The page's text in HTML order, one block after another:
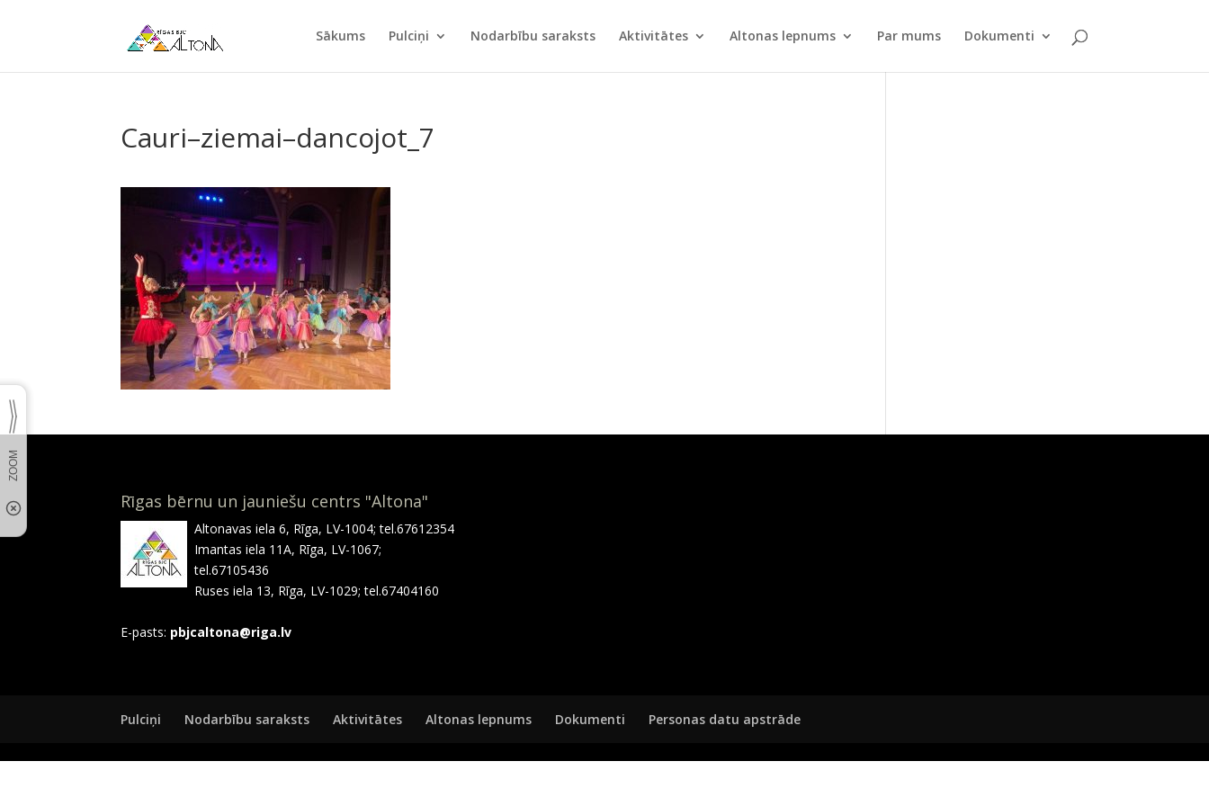
Sākums Pulciņi Nodarbību saraksts Aktivitātes Altonas lepnums Par mums Dokumenti
Cauri–ziemai–dancojot_7
Rīgas bērnu un jauniešu centrs "Altona"
Altonavas iela 6, Rīga, LV-1004; tel.67612354
Imantas iela 11A, Rīga, LV-1067;
tel.67105436
Ruses iela 13, Rīga, LV-1029; tel.67404160
E-pasts: pbjcaltona@riga.lv
Pulciņi Nodarbību saraksts Aktivitātes Altonas lepnums Dokumenti Personas datu apstrāde